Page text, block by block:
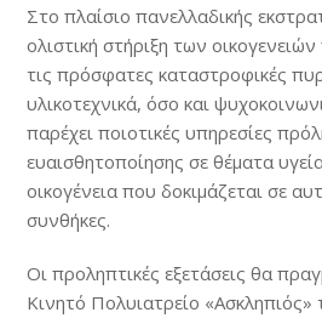
Στο πλαίσιο πανελλαδικής
ολιστική στήριξη των
τις πρόσφατες καταστροφικές
υλικοτεχνικά, όσο και
παρέχει ποιοτικές υπηρεσίες
ευαισθητοποίησης σε θέματα
οικογένεια που δοκιμάζεται σε
συνθήκες.
Οι προληπτικές εξετάσεις θα
Κινητό Πολυιατρείο